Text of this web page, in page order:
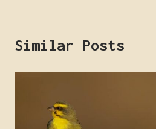
Similar Posts